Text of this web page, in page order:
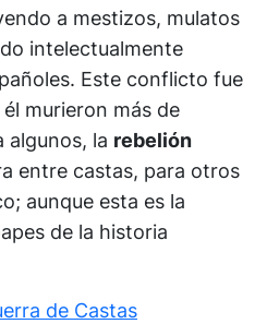
a mestizos, mulatos
intelectualmente
Este conflicto fue
murieron más de
algunos, la rebelión
entre castas, para otros
aunque esta es la
de la historia
de Castas